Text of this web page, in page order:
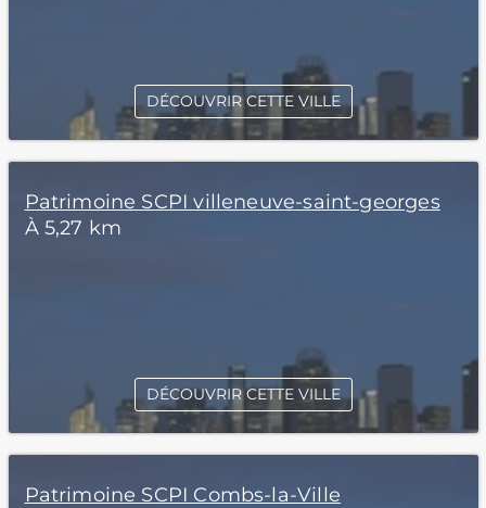
DÉCOUVRIR CETTE VILLE
Patrimoine SCPI villeneuve-saint-georges
À 5,27 km
DÉCOUVRIR CETTE VILLE
Patrimoine SCPI Combs-la-Ville